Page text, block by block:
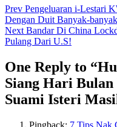
Post
navigation
Prev Pengeluaran i-Lestari
Dengan Duit Banyak-
Next Bandar Di China
Pulang Dari U.S!
One Reply to
Siang Hari Bulan
Suami Isteri
Pingback: 7 Tips Nak